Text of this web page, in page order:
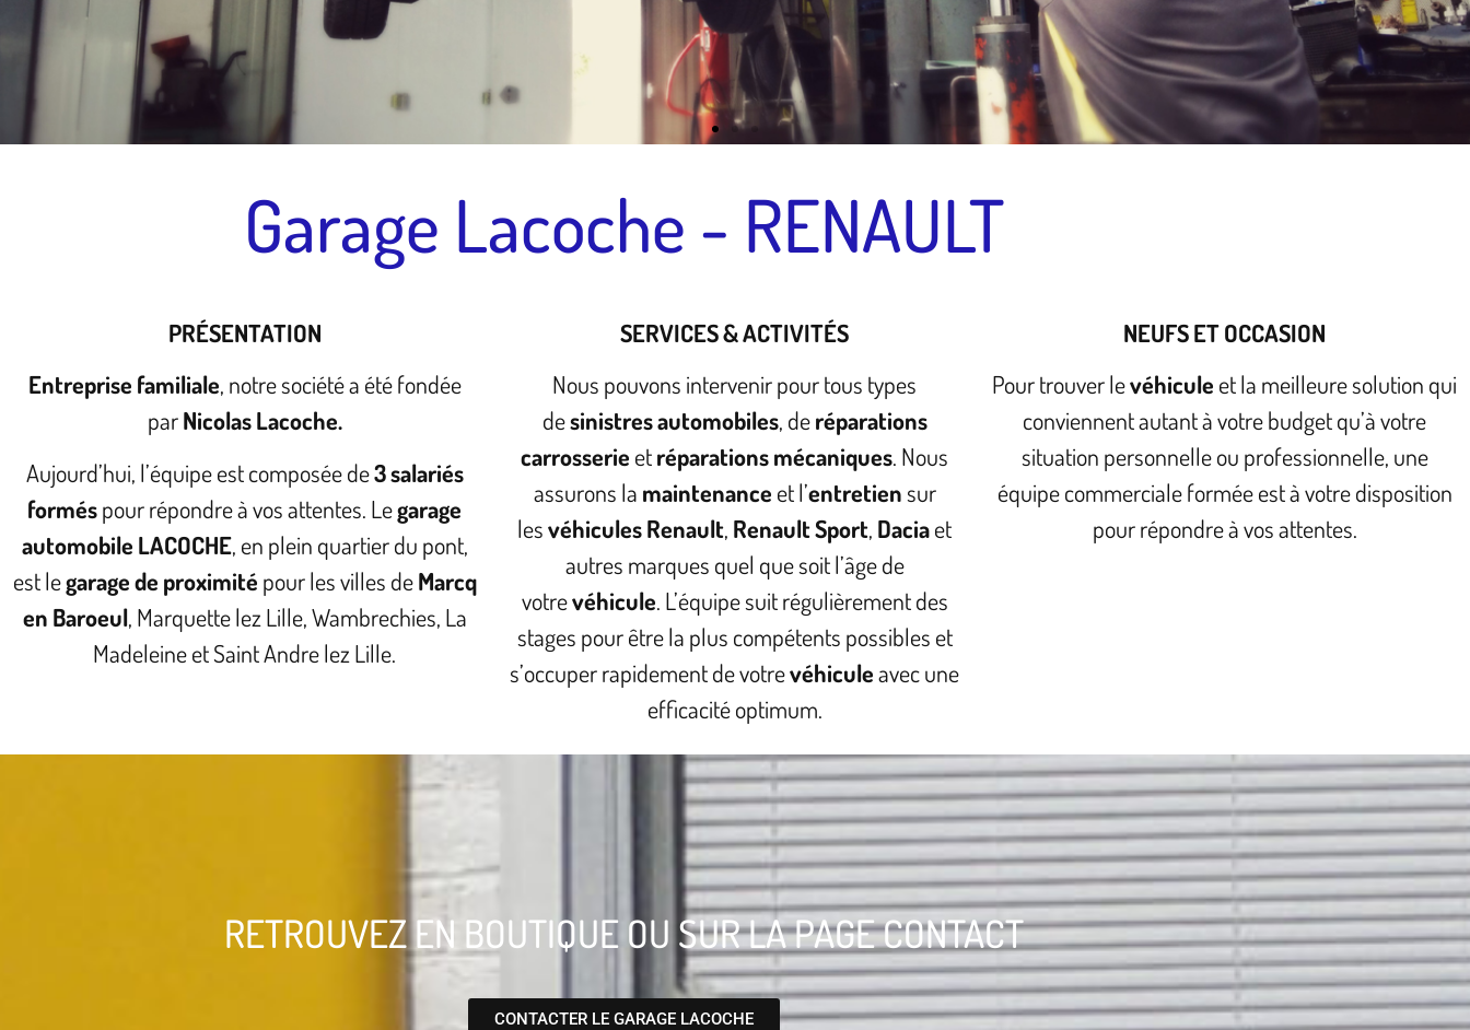
Garage Lacoche - RENAULT
PRÉSENTATION
Entreprise familiale, notre société a été fondée
parNicolas Lacoche.
Aujourd’hui, l’équipe est composée de3 salariés
forméspour répondre à vos attentes. Legarage
automobile LACOCHE, en plein quartier du pont,
est legarage de proximité pour les villes deMarcq
en Baroeul, Marquette lez Lille, Wambrechies, La
Madeleine et Saint Andre lez Lille.
SERVICES & ACTIVITÉS
Nous pouvons intervenir pour tous types
desinistres automobiles, deréparations
carrosserie etréparations mécaniques. Nous
assurons la maintenance et l’entretiensur
lesvéhicules Renault, Renault Sport, Daciaet
autres marques quel que soit l’âge de
votrevéhicule. L’équipe suit régulièrement des
stages pour être la plus compétents possibles et
s’occuper rapidement de votrevéhiculeavec une
efficacité optimum.
NEUFS ET OCCASION
Pour trouver levéhicule et la meilleure solution qui
conviennent autant à votre budget qu’à votre
situation personnelle ou professionnelle, une
équipe commerciale formée est à votre disposition
pour répondre à vos attentes.
RETROUVEZ EN BOUTIQUE OU SUR LA PAGE CONTACT
CONTACTER LE GARAGE LACOCHE